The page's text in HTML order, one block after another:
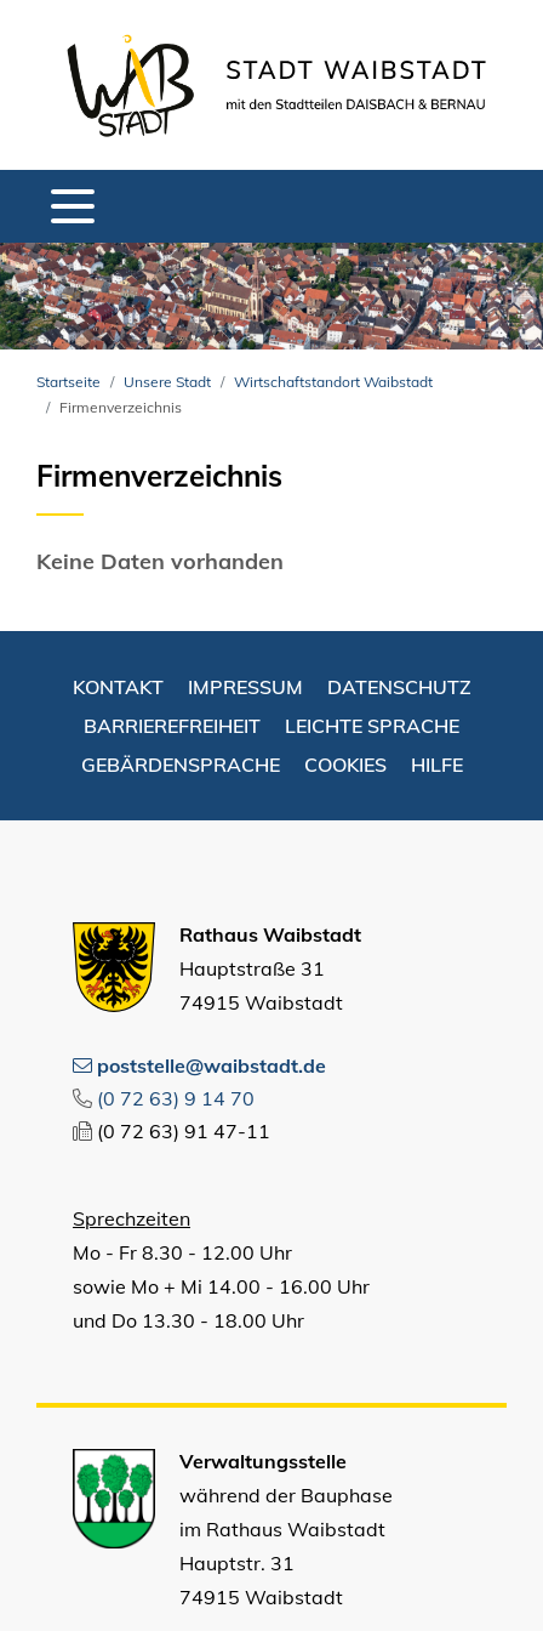
Startseite Unsere Stadt
Wirtschaftstandort Waibstadt
Firmenverzeichnis
Firmenverzeichnis
Keine Daten vorhanden
KONTAKT IMPRESSUM
DATENSCHUTZ
BARRIEREFREIHEIT
LEICHTE SPRACHE
GEBÄRDENSPRACHE
COOKIES HILFE
Rathaus Waibstadt
Hauptstraße 31
74915 Waibstadt
poststelle@waibstadt.de
(0 72 63) 9 14 70
(0 72 63) 91 47-11
Sprechzeiten
Mo - Fr 8.30 - 12.00 Uhr
sowie Mo + Mi 14.00 - 16.00 Uhr
und Do 13.30 - 18.00 Uhr
Verwaltungsstelle
während der Bauphase
im Rathaus Waibstadt
Hauptstr. 31
74915 Waibstadt